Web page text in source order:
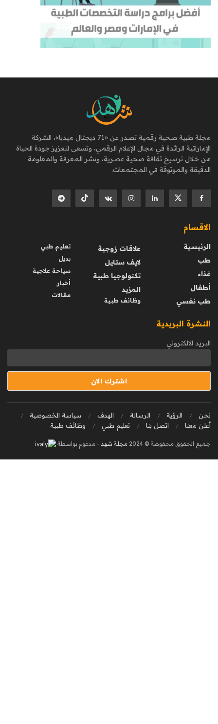
مجلة طبية صحية رقمية تصدر عن «71 ديجتال ميديا»، الشركة
الإماراتية الرائدة في مجال الإعلام الرقمي، وتسعى لتعزيز جودة الحياة
من خلال ترسيخ ثقافة صحية عصرية، ونشر المعرفة والمعلومة
الدقيقة والموثوقة في المجتمعات.
الاقسام
الرئيسية
طب
غذاء
أطفال
طب نفسي
علاقات زوجية
لايف ستايل
تكنولوجيا طبية
المزيد
وظائف طبية
تعليم طبي
بديل
سياحة علاجية
أخبار
مقالات
النشرة البريدية
البريد الالكتروني
نحن الرؤية الرسالة الهدف
سياسة الخصوصية
أعلن معنا
اتصل بنا تعليم طبي وظائف طبية
جميع الحقوق محفوظة © 2024 مجلة شهد - مدعوم بواسطة